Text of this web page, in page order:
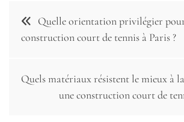
Navigation
de
Quelle orientation privilégier
construction court de tennis à Paris ?
Quels matériaux résistent le mieux à
une construction court de